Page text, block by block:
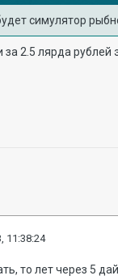
симулятор
2.5 лярда рублей
11:38:24
то лет через 5